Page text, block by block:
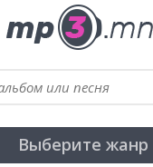
Выберите жанр